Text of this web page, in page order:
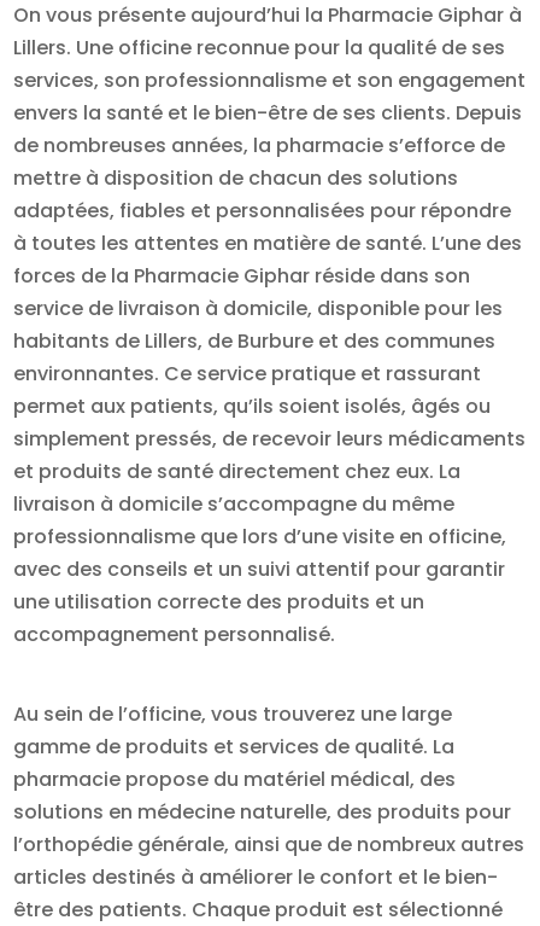
On vous présente aujourd’hui la Pharmacie Giphar à
Lillers. Une officine reconnue pour la qualité de ses
services, son professionnalisme et son engagement
envers la santé et le bien-être de ses clients. Depuis
de nombreuses années, la pharmacie s’efforce de
mettre à disposition de chacun des solutions
adaptées, fiables et personnalisées pour répondre
à toutes les attentes en matière de santé. L’une des
forces de la Pharmacie Giphar réside dans son
service de livraison à domicile, disponible pour les
habitants de Lillers, de Burbure et des communes
environnantes. Ce service pratique et rassurant
permet aux patients, qu’ils soient isolés, âgés ou
simplement pressés, de recevoir leurs médicaments
et produits de santé directement chez eux. La
livraison à domicile s’accompagne du même
professionnalisme que lors d’une visite en officine,
avec des conseils et un suivi attentif pour garantir
une utilisation correcte des produits et un
accompagnement personnalisé.
Au sein de l’officine, vous trouverez une large
gamme de produits et services de qualité. La
pharmacie propose du matériel médical, des
solutions en médecine naturelle, des produits pour
l’orthopédie générale, ainsi que de nombreux autres
articles destinés à améliorer le confort et le bien-
être des patients. Chaque produit est sélectionné